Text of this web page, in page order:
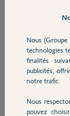
Sécurité
Domotique
Chauffage
Nous
technologies
finalités
publicités,
notre trafic.
Nous
pouvez